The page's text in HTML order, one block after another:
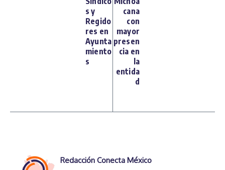
s y
Regido
res en
Ayunta
miento
s
cana
con
mayor
presen
cia en
la
entida
d
Redacción Conecta México